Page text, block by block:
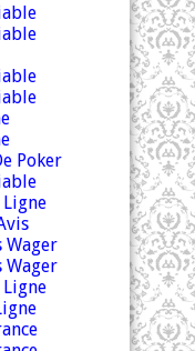
Poker
Ligne
Wager
Wager
Ligne